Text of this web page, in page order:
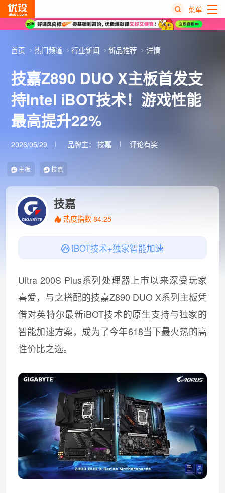
菜单
首页 热门频道 行业新闻 新品推荐 详情
技嘉Z890 DUO X主板首发支
持Intel iBOT技术！游戏性能
最高提升22%​
2026/05/29 品牌主：技嘉 评论有奖
主板 技嘉
iBOT技术+独家智能加速
Ultra 200S Plus系列处理器上市以来深受玩家
喜爱，与之搭配的技嘉Z890 DUO X系列主板凭
借对英特尔最新iBOT技术的原生支持与独家的
智能加速方案，成为了今年618当下最火热的高
性价比之选。
技嘉
热度指数 84.25